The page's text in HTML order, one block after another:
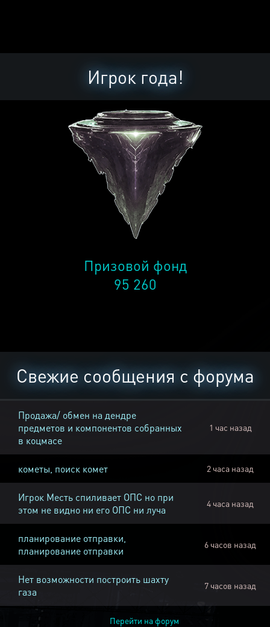
Игрок года!
Призовой фонд
95 260
Свежие сообщения с форума
Продажа/ обмен на дендре
предметов и компонентов собранных
в коцмасе
1 час назад
кометы, поиск комет 2 часа назад
Игрок Месть спиливает ОПС но при
этом не видно ни его ОПС ни луча
4 часа назад
планирование отправки,
планирование отправки
6 часов назад
Нет возможности построить шахту
газа
7 часов назад
Перейти на форум